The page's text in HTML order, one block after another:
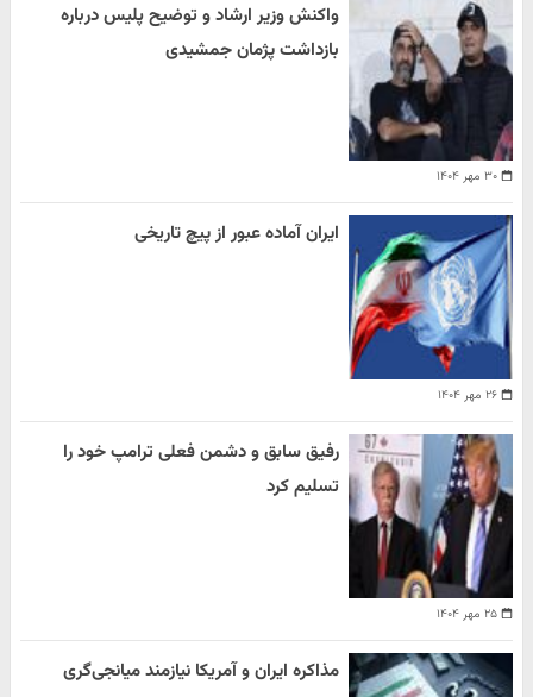
۳۰ مهر ۱۴۰۴
واکنش وزیر ارشاد و توضیح پلیس درباره
بازداشت پژمان جمشیدی
۲۶ مهر ۱۴۰۴
ایران آماده عبور از پیچ تاریخی
۲۵ مهر ۱۴۰۴
رفیق سابق و دشمن فعلی ترامپ خود را
تسلیم کرد
مذاکره ایران و آمریکا نیازمند میانجی‌گری